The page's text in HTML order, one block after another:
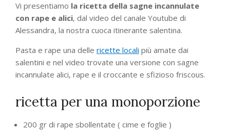
Vi presentiamo la ricetta della sagne incannulate
con rape e alici, dal video del canale Youtube di
Alessandra, la nostra cuoca itinerante salentina.
Pasta e rape una delle ricette locali più amate dai
salentini e nel video trovate una versione con sagne
incannulate alici, rape e il croccante e sfizioso friscous.
ricetta per una monoporzione
200 gr di rape sbollentate ( cime e foglie )